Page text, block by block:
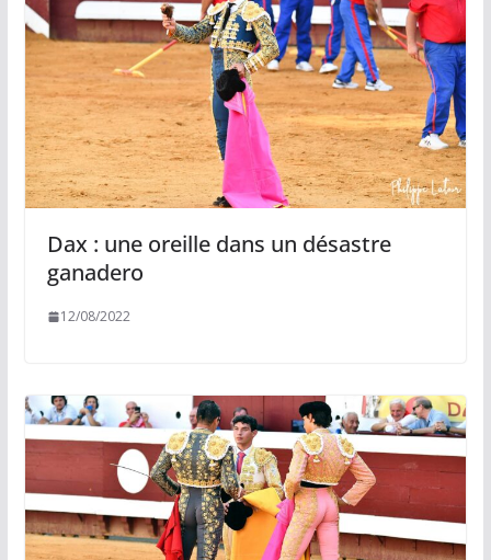
Dax : une oreille dans un désastre
ganadero
12/08/2022